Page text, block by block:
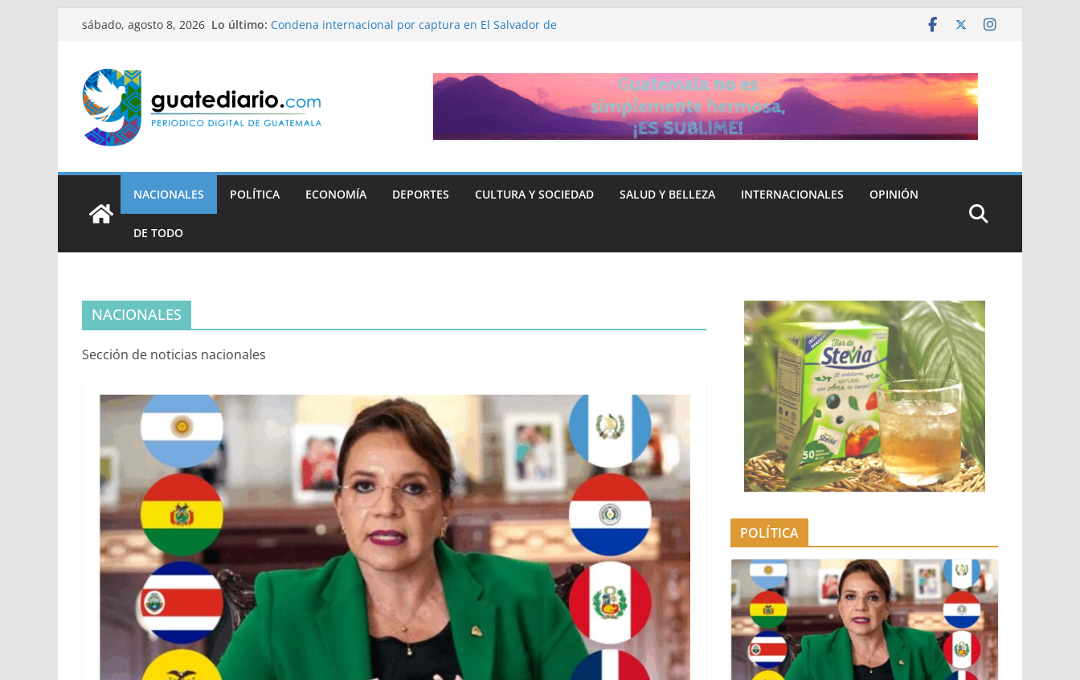
Saltarsábado, agosto 8, 2026 Lo último: Condena internacional por captura en El Salvador de
Xiomara de Zelaya y Libre “no quieren entregar el poder” y
quiere justificarse ante Donald Trump
Rechazan apelación de fiscalía que busca investigar a
periodistas
Tres años sin justicia para el periodista José Rubén Zamora
NACIONALES POLÍTICA ECONOMÍA DEPORTES CULTURA Y SOCIEDAD SALUD Y BELLEZA INTERNACIONALES OPINIÓN
DE TODO
NACIONALES
Sección de noticias nacionales
POLÍTICA